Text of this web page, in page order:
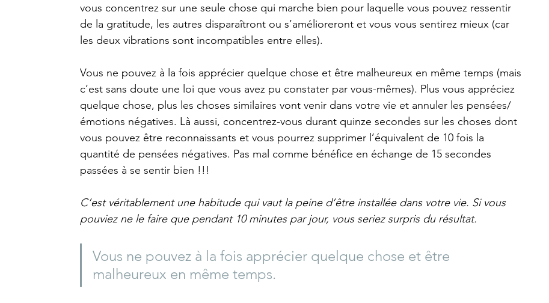
vous concentrez sur une seule chose qui marche bien pour laquelle vous pouvez ressentir
de la gratitude, les autres disparaîtront ou s’amélioreront et vous vous sentirez mieux (car
les deux vibrations sont incompatibles entre elles).
Vous ne pouvez à la fois apprécier quelque chose et être malheureux en même temps (mais
c’est sans doute une loi que vous avez pu constater par vous-mêmes). Plus vous appréciez
quelque chose, plus les choses similaires vont venir dans votre vie et annuler les pensées/
émotions négatives. Là aussi, concentrez-vous durant quinze secondes sur les choses dont
vous pouvez être reconnaissants et vous pourrez supprimer l’équivalent de 10 fois la
quantité de pensées négatives. Pas mal comme bénéfice en échange de 15 secondes
passées à se sentir bien !!!
C’est véritablement une habitude qui vaut la peine d’être installée dans votre vie. Si vous
pouviez ne le faire que pendant 10 minutes par jour, vous seriez surpris du résultat.
Vous ne pouvez à la fois apprécier quelque chose et être
malheureux en même temps.